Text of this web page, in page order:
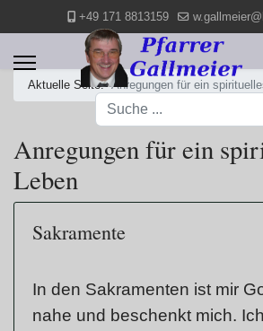
+49 171 8813159
Suchen
Aktuelle Seite:Anregungen für ein
Anregungen für ein
Leben
Sakramente
In den Sakramenten ist mir
nahe und beschenkt mich.